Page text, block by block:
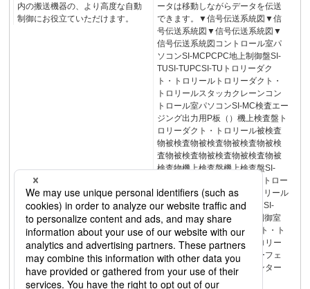
内の搬送機器の、より高度な自動
制御にお役立ていただけます。
ータは移動しながらデータを伝送
できます。▼信号伝送系統図▼信
号伝送系統図▼信号伝送系統図▼
信号伝送系統図コントロール室パ
ソコンSI-MCPCPC地上制御盤SI-
TUSI-TUPCSI-TUトロリーダク
ト・トロリールトロリーダクト・
トロリールスタッカクレーンコン
トロール室パソコンSI-MC検査エー
ジング出力用P板（）機上検査盤ト
ロリーダクト・トロリール被検査
物被検査物被検査物被検査物被検
査物被検査物被検査物被検査物被
検査物機上検査盤機上検査盤SI-
TUPCSI-TUPCSI-TUPCコントロー
ル室パソコンSI-MCハイトロリール
機上制御盤機上制御盤PCPCSI-
TUSI-TUパソコンパソコン制御室
側SI-TUSI-MCトロリーダクト・ト
ロリールファクトライントロリー
メーションシリアルインターフェ
イス接点伝送器シリアルインター
フェイス126